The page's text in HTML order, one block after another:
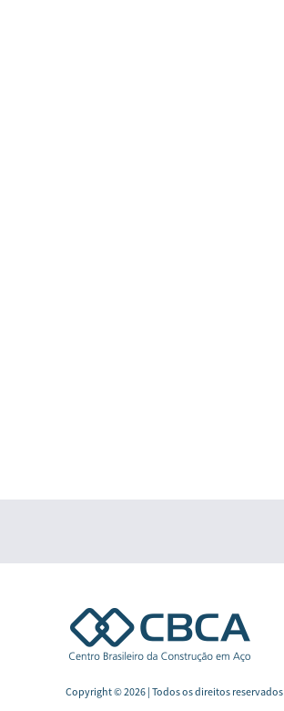
Copyright © 2026 | Todos os direitos reservados